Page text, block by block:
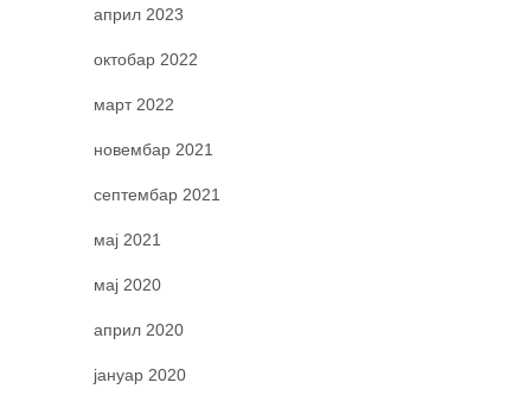
април 2023
октобар 2022
март 2022
новембар 2021
септембар 2021
мај 2021
мај 2020
април 2020
јануар 2020